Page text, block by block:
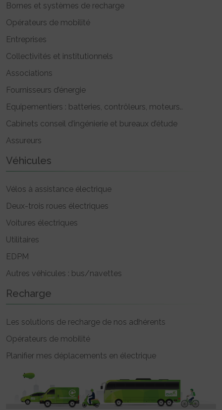
Bornes et systèmes de recharge
Opérateurs de mobilité
Entreprises
Collectivités et institutionnels
Associations
Fournisseurs d’énergie
Equipementiers : batteries, contrôleurs, moteurs..
Cabinets conseil d’ingénierie et bureaux d’étude
Assureurs
Véhicules
Vélos à assistance électrique
Deux-trois roues électriques
Voitures électriques
Utilitaires
EDPM
Autres véhicules : bus/navettes
Recharge
Les solutions de recharge de nos adhérents
Opérateurs de mobilité
Planifier mes déplacements en électrique